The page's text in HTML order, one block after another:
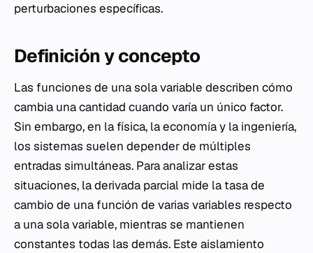
perturbaciones específicas.
Definición y concepto
Las funciones de una sola variable describen cómo
cambia una cantidad cuando varía un único factor.
Sin embargo, en la física, la economía y la ingeniería,
los sistemas suelen depender de múltiples
entradas simultáneas. Para analizar estas
situaciones, la derivada parcial mide la tasa de
cambio de una función de varias variables respecto
a una sola variable, mientras se mantienen
constantes todas las demás. Este aislamiento